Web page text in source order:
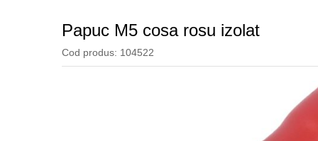
Papuc M5 cosa rosu izolat
Cod produs: 104522